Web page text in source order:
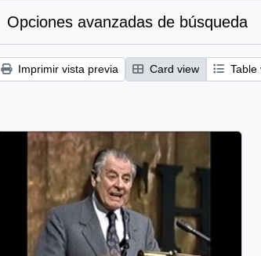
Opciones avanzadas de búsqueda
Imprimir vista previa Card view Table